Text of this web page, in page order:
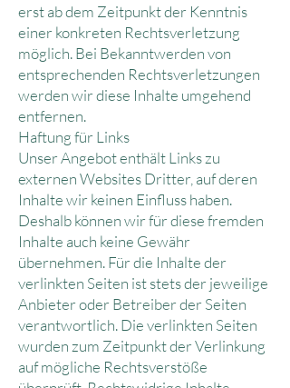
erst ab dem Zeitpunkt der Kenntnis
einer konkreten Rechtsverletzung
möglich. Bei Bekanntwerden von
entsprechenden Rechtsverletzungen
werden wir diese Inhalte umgehend
entfernen.
Haftung für Links
Unser Angebot enthält Links zu
externen Websites Dritter, auf deren
Inhalte wir keinen Einfluss haben.
Deshalb können wir für diese fremden
Inhalte auch keine Gewähr
übernehmen. Für die Inhalte der
verlinkten Seiten ist stets der jeweilige
Anbieter oder Betreiber der Seiten
verantwortlich. Die verlinkten Seiten
wurden zum Zeitpunkt der Verlinkung
auf mögliche Rechtsverstöße